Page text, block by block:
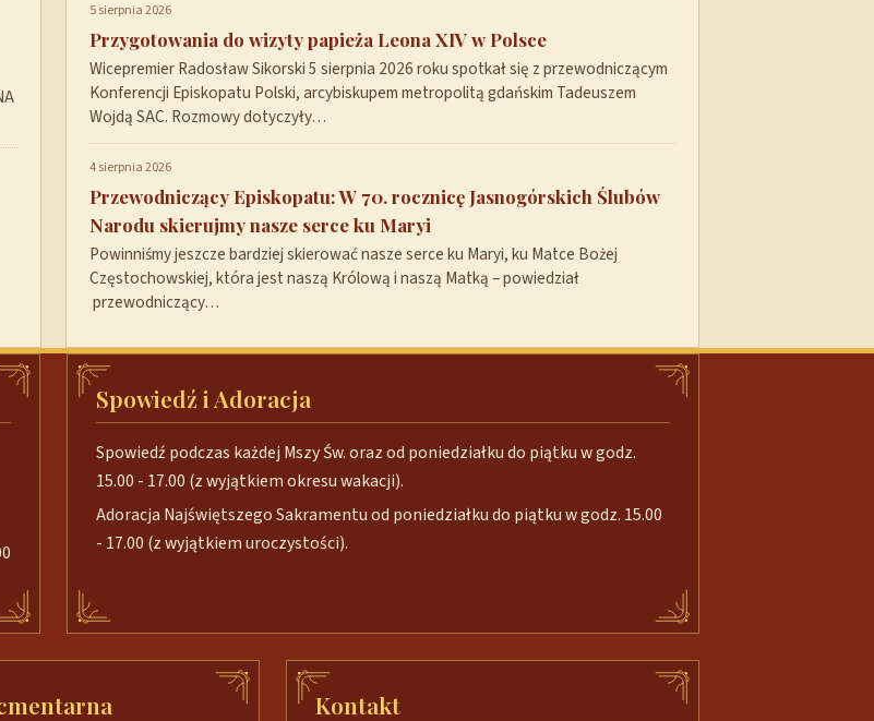
5 sierpnia 2026
Przygotowania do wizyty papieża Leona XIV w Polsce
Wicepremier Radosław Sikorski 5 sierpnia 2026 roku spotkał się z przewodniczącym
Konferencji Episkopatu Polski, arcybiskupem metropolitą gdańskim Tadeuszem
Wojdą SAC. Rozmowy dotyczyły…
4 sierpnia 2026
Przewodniczący Episkopatu: W 70. rocznicę Jasnogórskich Ślubów
Narodu skierujmy nasze serce ku Maryi
Powinniśmy jeszcze bardziej skierować nasze serce ku Maryi, ku Matce Bożej
Częstochowskiej, która jest naszą Królową i naszą Matką – powiedział
przewodniczący…
Spowiedź i Adoracja
Spowiedź podczas każdej Mszy Św. oraz od poniedziałku do piątku w godz.
15.00 - 17.00 (z wyjątkiem okresu wakacji).
Adoracja Najświętszego Sakramentu od poniedziałku do piątku w godz. 15.00
- 17.00 (z wyjątkiem uroczystości).
Kontakt